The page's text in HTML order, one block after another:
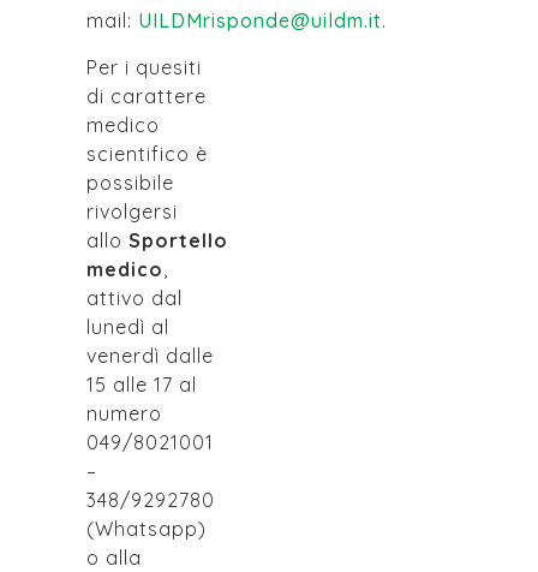
mail: UILDMrisponde@uildm.it.
Per i quesiti
di carattere
medico
scientifico è
possibile
rivolgersi
allo Sportello
medico
attivo dal
lunedì al
venerdì dalle
15 alle 17 al
numero
049/8021001
–
348/9292780
(Whatsapp)
o alla